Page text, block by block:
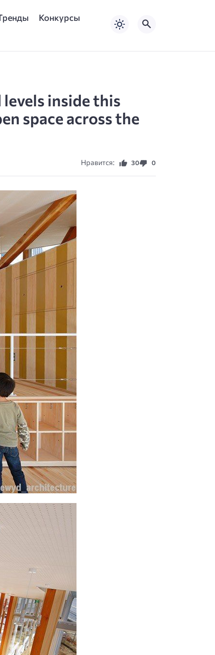
Конкурсы
inside this
space across the
Нравится: 30 0